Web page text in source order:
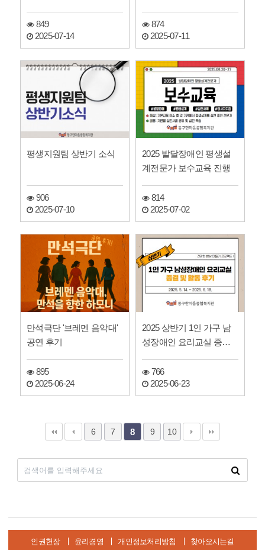
849
2025-07-14
874
2025-07-11
평생지원팀 상반기 소식
906
2025-07-10
2025 발달장애인 평생설
계전문가 보수교육 진행
814
2025-07-02
만석극단 '브레멘 음악대'
공연 후기
895
2025-06-24
2025 상반기 1인 가구 남
성장애인 요리교실 종결
766
2025-06-23
6 7 8 9 10
인권헌장 윤리경영 개인정보처리방침 찾아오시는길